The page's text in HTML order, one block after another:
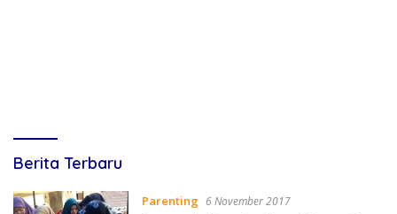
Lines
Berita Terbaru
Parenting 6 November 2017